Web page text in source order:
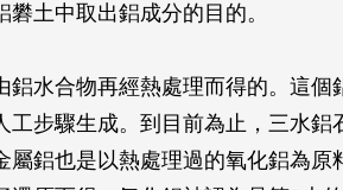
土中取出鋁成分的目的。
水合物再經熱處理而得的。這個
步驟生成。到目前為止，三水鋁
鋁也是以熱處理過的氧化鋁為原